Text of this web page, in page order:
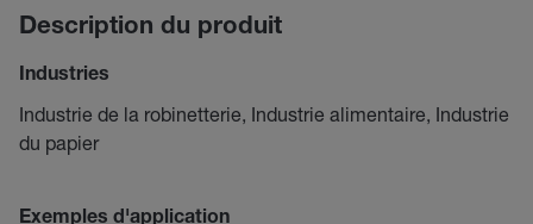
Description du produit
Industries
Industrie de la robinetterie, Industrie alimentaire, Industrie
du papier
Exemples d'application